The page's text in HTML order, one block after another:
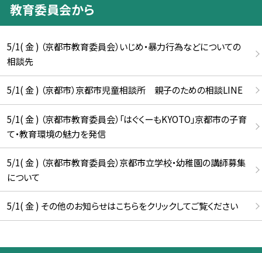
教育委員会から
5/1( 金 ) （京都市教育委員会）いじめ・暴力行為などについての
相談先
5/1( 金 ) （京都市）京都市児童相談所 親子のための相談LINE
5/1( 金 ) （京都市教育委員会）「はぐくーもKYOTO」京都市の子育
て・教育環境の魅力を発信
5/1( 金 ) （京都市教育委員会）京都市立学校・幼稚園の講師募集
について
5/1( 金 ) その他のお知らせはこちらをクリックしてご覧ください